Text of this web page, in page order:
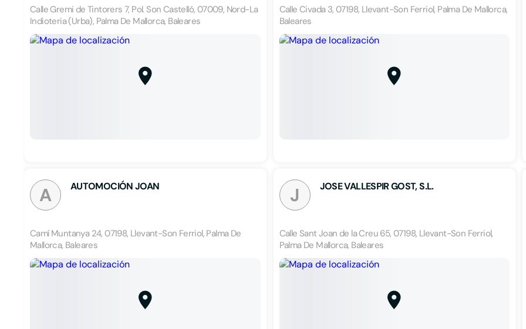
Calle Gremi de Tintorers 7, Pol. Son Castelló, 07009, Nord-La
Indioteria (Urba), Palma De Mallorca, Baleares
Calle Civada 3, 07198, Llevant-Son Ferriol, Palma De Mallorca,
Baleares
A AUTOMOCIÓN JOAN
Camí Muntanya 24, 07198, Llevant-Son Ferriol, Palma De
Mallorca, Baleares
J JOSE VALLESPIR GOST, S.L.
Calle Sant Joan de la Creu 65, 07198, Llevant-Son Ferriol,
Palma De Mallorca, Baleares